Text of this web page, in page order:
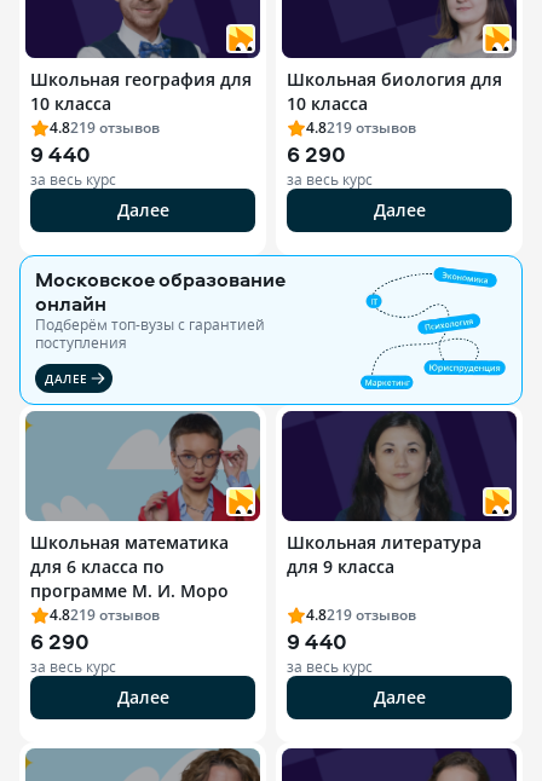
Школьная география для
10 класса
4.8219отзывов
9 440
за весь курс
Далее
Школьная биология для
10 класса
4.8219отзывов
6 290
за весь курс
Далее
Московское образование
онлайн
Подберём топ-вузы c гарантией
поступления
ДАЛЕЕ
Школьная математика
для 6 класса по
программе М. И. Моро
4.8219отзывов
6 290
за весь курс
Далее
Школьная литература
для 9 класса
4.8219отзывов
9 440
за весь курс
Далее